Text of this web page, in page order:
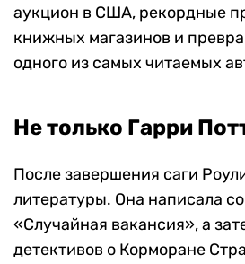
аукцион в США, рекордные
книжных магазинов и
одного из самых читаемых
Не только Гарри
После завершения саги
литературы. Она написала
«Случайная вакансия», а
детективов о Корморане